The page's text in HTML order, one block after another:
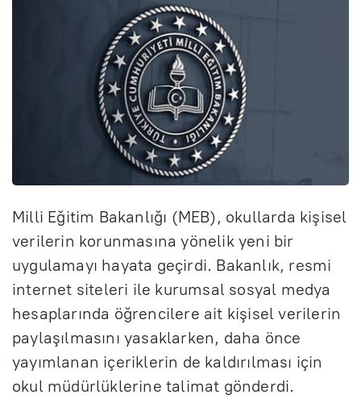
Milli Eğitim Bakanlığı (MEB), okullarda kişisel
verilerin korunmasına yönelik yeni bir
uygulamayı hayata geçirdi. Bakanlık, resmi
internet siteleri ile kurumsal sosyal medya
hesaplarında öğrencilere ait kişisel verilerin
paylaşılmasını yasaklarken, daha önce
yayımlanan içeriklerin de kaldırılması için
okul müdürlüklerine talimat gönderdi.